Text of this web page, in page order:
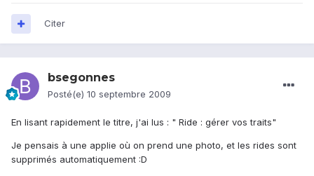
Citer
bsegonnes
Posté(e) 10 septembre 2009
En lisant rapidement le titre, j'ai lus : " Ride : gérer vos traits"
Je pensais à une applie où on prend une photo, et les rides sont
supprimés automatiquement :D